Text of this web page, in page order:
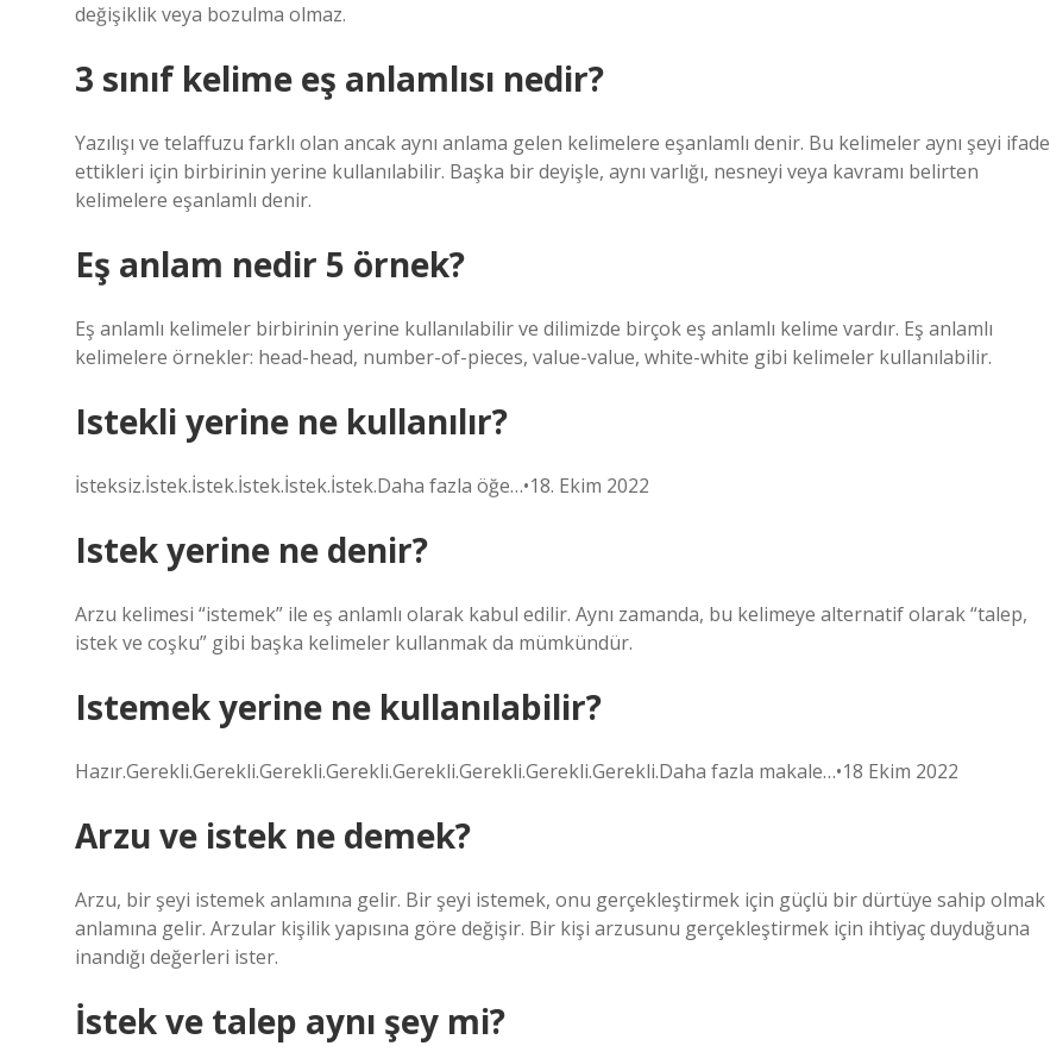
değişiklik veya bozulma olmaz.
3 sınıf kelime eş anlamlısı nedir?
Yazılışı ve telaffuzu farklı olan ancak aynı anlama gelen kelimelere eşanlamlı denir. Bu kelimeler aynı şeyi ifade
ettikleri için birbirinin yerine kullanılabilir. Başka bir deyişle, aynı varlığı, nesneyi veya kavramı belirten
kelimelere eşanlamlı denir.
Eş anlam nedir 5 örnek?
Eş anlamlı kelimeler birbirinin yerine kullanılabilir ve dilimizde birçok eş anlamlı kelime vardır. Eş anlamlı
kelimelere örnekler: head-head, number-of-pieces, value-value, white-white gibi kelimeler kullanılabilir.
Istekli yerine ne kullanılır?
İsteksiz.İstek.İstek.İstek.İstek.İstek.Daha fazla öğe…•18. Ekim 2022
Istek yerine ne denir?
Arzu kelimesi “istemek” ile eş anlamlı olarak kabul edilir. Aynı zamanda, bu kelimeye alternatif olarak “talep,
istek ve coşku” gibi başka kelimeler kullanmak da mümkündür.
Istemek yerine ne kullanılabilir?
Hazır.Gerekli.Gerekli.Gerekli.Gerekli.Gerekli.Gerekli.Gerekli.Gerekli.Daha fazla makale…•18 Ekim 2022
Arzu ve istek ne demek?
Arzu, bir şeyi istemek anlamına gelir. Bir şeyi istemek, onu gerçekleştirmek için güçlü bir dürtüye sahip olmak
anlamına gelir. Arzular kişilik yapısına göre değişir. Bir kişi arzusunu gerçekleştirmek için ihtiyaç duyduğuna
inandığı değerleri ister.
İstek ve talep aynı şey mi?